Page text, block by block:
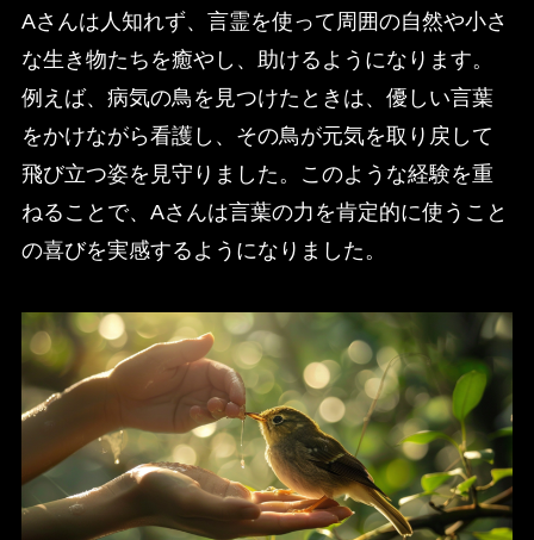
Aさんは人知れず、言霊を使って周囲の自然や小さ
な生き物たちを癒やし、助けるようになります。
例えば、病気の鳥を見つけたときは、優しい言葉
をかけながら看護し、その鳥が元気を取り戻して
飛び立つ姿を見守りました。このような経験を重
ねることで、Aさんは言葉の力を肯定的に使うこと
の喜びを実感するようになりました。